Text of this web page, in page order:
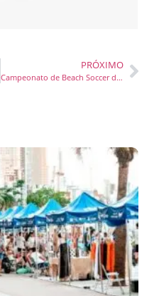
PRÓXIMO
Campeonato de Beach Soccer de Itajaí reúne 50 times